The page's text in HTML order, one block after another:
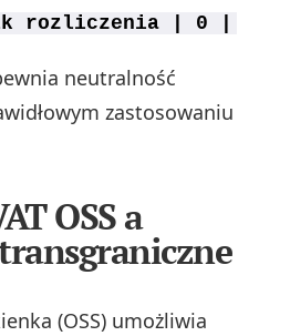
rozliczenia | 0 |
neutralność
zastosowaniu
OSS a
(OSS) umożliwia